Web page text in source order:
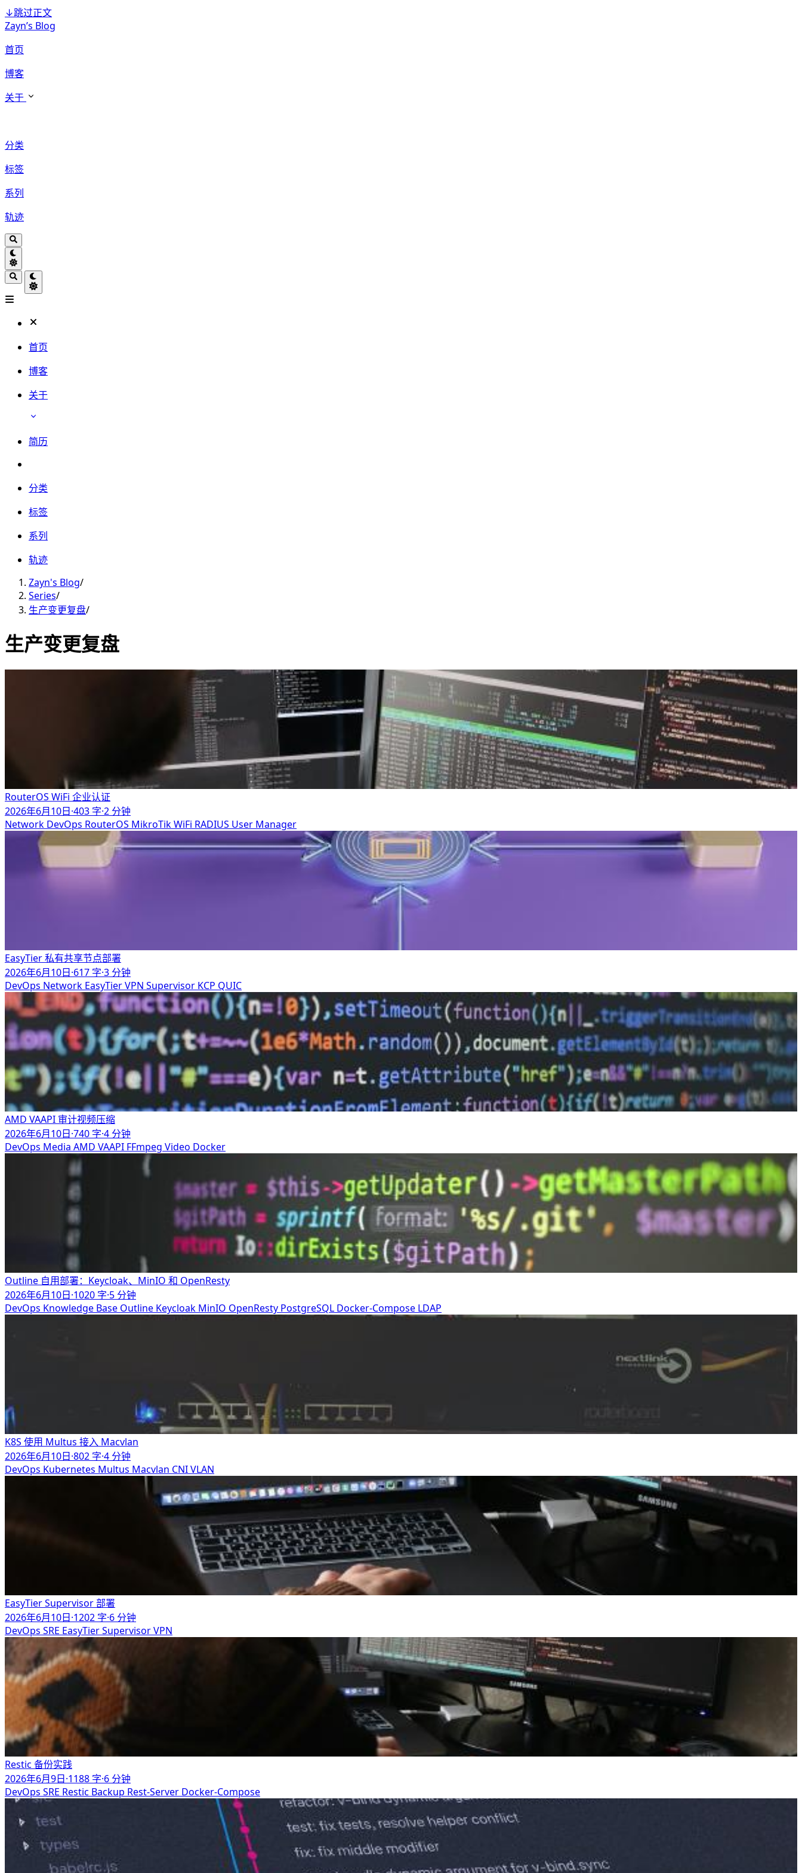
↓跳过正文
Zayn’s Blog
首页
博客
关于
分类
标签
系列
轨迹
首页
博客
关于
简历
分类
标签
系列
轨迹
Zayn's Blog/
Series/
生产变更复盘/
生产变更复盘
RouterOS WiFi 企业认证
2026年6月10日·403 字·2 分钟
Network DevOps RouterOS MikroTikWiFi RADIUS User Manager
EasyTier 私有共享节点部署
2026年6月10日·617 字·3 分钟
DevOps Network EasyTierVPN Supervisor KCP QUIC
AMD VAAPI 审计视频压缩
2026年6月10日·740 字·4 分钟
DevOps Media AMD VAAPI FFmpeg Video Docker
Outline 自用部署：Keycloak、MinIO 和 OpenResty
2026年6月10日·1020 字·5 分钟
DevOps Knowledge Base Outline Keycloak MinIO OpenResty PostgreSQL Docker-Compose LDAP
K8S 使用 Multus 接入 Macvlan
2026年6月10日·802 字·4 分钟
DevOps Kubernetes Multus Macvlan CNIVLAN
EasyTier Supervisor 部署
2026年6月10日·1202 字·6 分钟
DevOps SRE EasyTierSupervisorVPN
Restic 备份实践
2026年6月9日·1188 字·6 分钟
DevOps SRE Restic Backup Rest-Server Docker-Compose